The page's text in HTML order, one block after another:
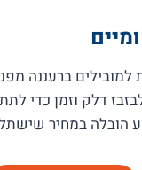
למובילים ברעננה
דלק וזמן כדי
הובלה במחיר